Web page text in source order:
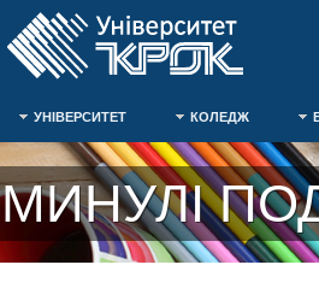
УНІВЕРСИТЕТ КОЛЕДЖ
МИНУЛІ